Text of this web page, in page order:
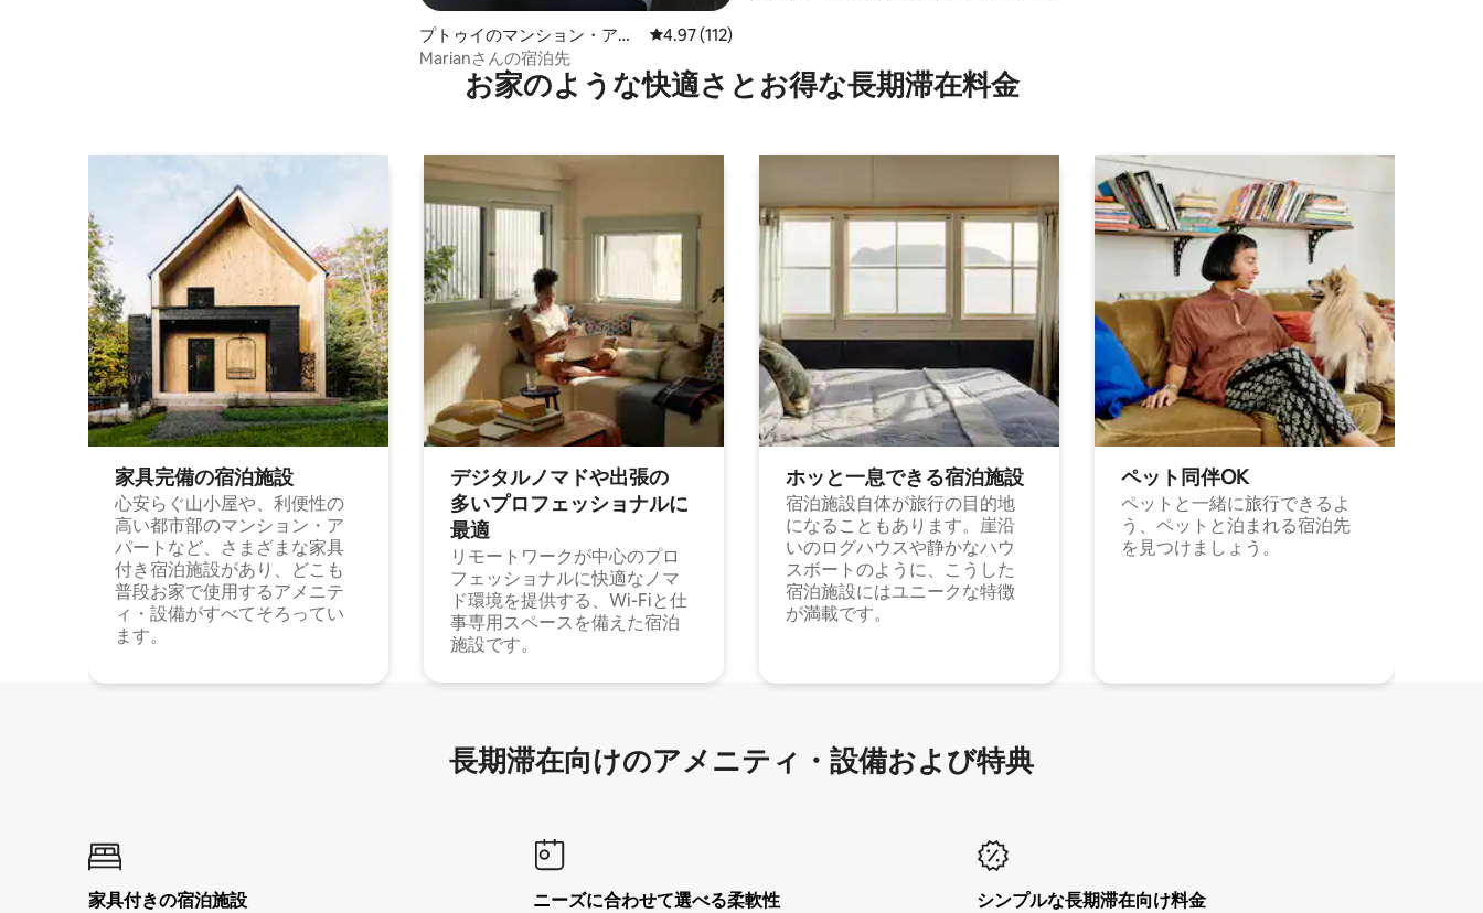
プトゥイのマンション・アパ
ート
レビュー112件、5つ星中4.97つ星の平均評価
4.97 (112)
Marianさんの宿泊先
お家のような快⁠適⁠さ⁠とお⁠得⁠な長⁠期⁠滞⁠在料⁠金
家具完備の宿⁠泊⁠施⁠設
心安らぐ山小屋や、利便性の
高い都市部のマンション・ア
パートなど、さまざまな家具
付き宿泊施設があり、どこも
普段お家で使用するアメニテ
ィ・設備がすべてそろってい
ます。
デジタルノマドや出⁠張⁠の
多⁠いプ⁠ロ⁠フ⁠ェ⁠ッ⁠シ⁠ョ⁠ナ⁠ル⁠に
最⁠適
リモートワークが中心のプロ
フェッショナルに快適なノマ
ド環境を提供する、Wi-Fiと仕
事専用スペースを備えた宿泊
施設です。
ホッと一⁠息⁠で⁠き⁠る宿⁠泊施⁠設
宿泊施設自体が旅行の目的地
になることもあります。崖沿
いのログハウスや静かなハウ
スボートのように、こうした
宿泊施設にはユニークな特徴
が満載です。
ペット同⁠伴OK
ペットと一緒に旅行できるよ
う、ペットと泊まれる宿泊先
を見つけましょう。
長期滞在向け⁠のア⁠メ⁠ニ⁠テ⁠ィ⁠・設⁠備⁠および特⁠典
家具付き⁠の宿⁠泊⁠施⁠設
ニーズに合わせて選べる柔軟性
シンプルな長期滞在向け料金